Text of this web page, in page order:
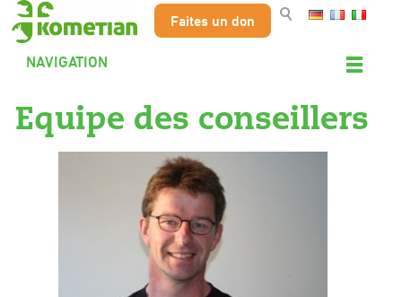
Faites un don
NAVIGATION
Equipe des conseillers